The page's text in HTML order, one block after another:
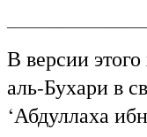
В версии
аль-Бухари в
‘Абдуллаха